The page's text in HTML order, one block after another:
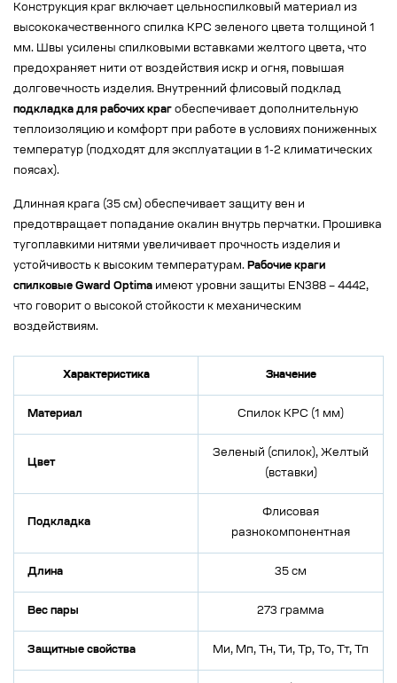
Конструкция краг включает цельноспилковый материал из
высококачественного спилка КРС зеленого цвета толщиной 1
мм. Швы усилены спилковыми вставками желтого цвета, что
предохраняет нити от воздействия искр и огня, повышая
долговечность изделия. Внутренний флисовый подклад
подкладка для рабочих краг обеспечивает дополнительную
теплоизоляцию и комфорт при работе в условиях пониженных
температур (подходят для эксплуатации в 1-2 климатических
поясах).
Длинная крага (35 см) обеспечивает защиту вен и
предотвращает попадание окалин внутрь перчатки. Прошивка
тугоплавкими нитями увеличивает прочность изделия и
устойчивость к высоким температурам. Рабочие краги
спилковые Gward Optima имеют уровни защиты EN388 – 4442,
что говорит о высокой стойкости к механическим
воздействиям.
Характеристика Значение
Материал Спилок КРС (1 мм)
Цвет
Зеленый (спилок), Желтый
(вставки)
Подкладка
Флисовая
разнокомпонентная
Длина 35 см
Вес пары 273 грамма
Защитные свойства Ми, Мп, Тн, Ти, Тр, То, Тт, Тп